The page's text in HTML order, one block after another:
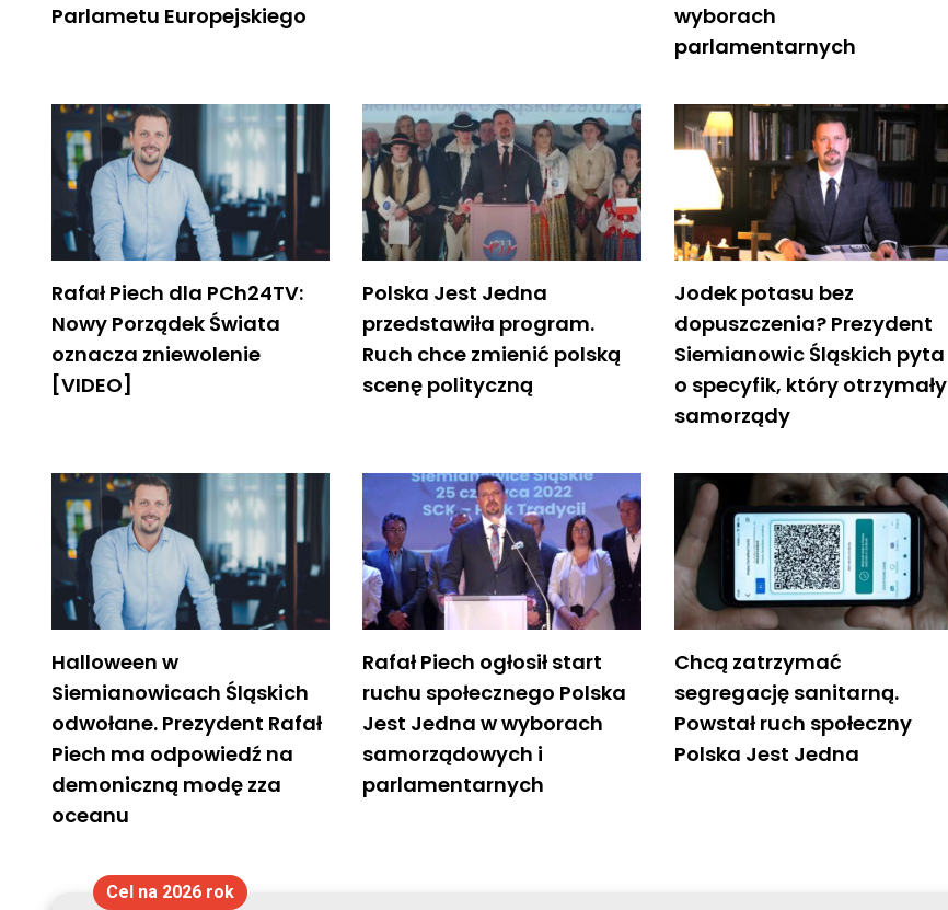
Parlametu Europejskiego
wyborach
parlamentarnych
Rafał Piech dla PCh24TV:
Nowy Porządek Świata
oznacza zniewolenie
[VIDEO]
Polska Jest Jedna
przedstawiła program.
Ruch chce zmienić polską
scenę polityczną
Jodek potasu bez
dopuszczenia? Prezydent
Siemianowic Śląskich pyta
o specyfik, który otrzymały
samorządy
Halloween w
Siemianowicach Śląskich
odwołane. Prezydent Rafał
Piech ma odpowiedź na
demoniczną modę zza
oceanu
Rafał Piech ogłosił start
ruchu społecznego Polska
Jest Jedna w wyborach
samorządowych i
parlamentarnych
Chcą zatrzymać
segregację sanitarną.
Powstał ruch społeczny
Polska Jest Jedna
Cel na 2026 rok